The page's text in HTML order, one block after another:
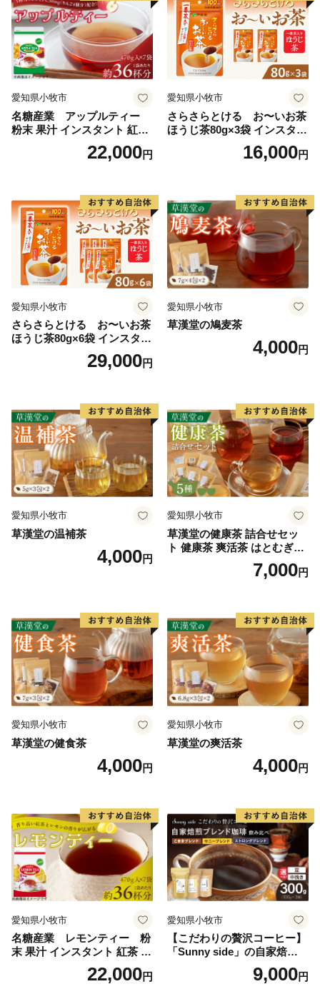
愛知県小牧市
名糖産業 アップルティー
粉末 果汁 インスタント 紅茶
ティー ビタミンC 袋 ロング
セラー 粉末飲料 粉末茶 簡単
22,000円
愛知県小牧市
さらさらとける お〜いお茶
ほうじ茶80g×3袋 インスタン
トほうじ茶 粉末ほうじ茶 粉
末茶 おーいお茶 粉末緑茶
16,000円
愛知県小牧市
さらさらとける お〜いお茶
ほうじ茶80g×6袋 インスタン
トほうじ茶 粉末ほうじ茶 粉
末茶 おーいお茶 粉末緑茶
29,000円
愛知県小牧市
草漢堂の鳩麦茶
4,000円
愛知県小牧市
草漢堂の温補茶
4,000円
愛知県小牧市
草漢堂の健康茶 詰合せセッ
ト 健康茶 爽活茶 はとむぎ茶
温補茶 健食茶 和漢紅茶 お茶
7,000円
愛知県小牧市
草漢堂の健食茶
4,000円
愛知県小牧市
草漢堂の爽活茶
4,000円
愛知県小牧市
名糖産業 レモンティー 粉
末 果汁 インスタント 紅茶 ビ
タミンC 袋 ロングセラー 粉
末飲料 粉末茶 簡単 手軽 ホッ
22,000円
愛知県小牧市
【こだわりの贅沢コーヒー】
「Sunny side」の自家焙煎珈
琲ブレンド珈琲飲み比べセッ
9,000円